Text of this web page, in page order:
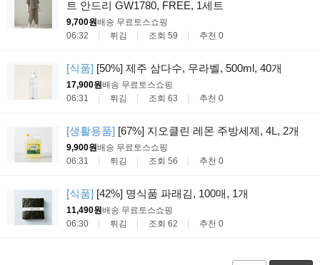
트 안드리 GW1780, FREE, 1세트
9,700원배송 무료토스쇼핑
06:32
튀김 조회 59 추천 0
[식품] [50%] 제주 삼다수, 무라벨, 500ml, 40개
17,900원배송 무료토스쇼핑
06:31
튀김 조회 63 추천 0
[생활용품] [67%] 지오클린 레몬 주방세제, 4L, 2개
9,900원배송 무료토스쇼핑
06:31
튀김 조회 56 추천 0
[식품] [42%] 명식품 파래김, 100매, 1개
11,490원배송 무료토스쇼핑
06:30
튀김 조회 62 추천 0